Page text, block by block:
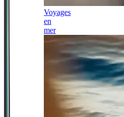
Voyages
en
mer